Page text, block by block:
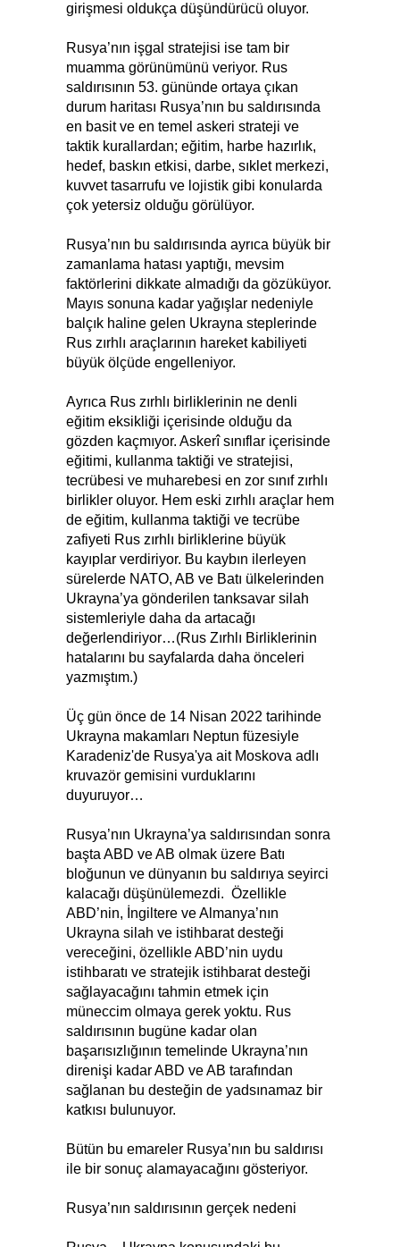
girişmesi oldukça düşündürücü oluyor.
Rusya’nın işgal stratejisi ise tam bir
muamma görünümünü veriyor. Rus
saldırısının 53. gününde ortaya çıkan
durum haritası Rusya’nın bu saldırısında
en basit ve en temel askeri strateji ve
taktik kurallardan; eğitim, harbe hazırlık,
hedef, baskın etkisi, darbe, sıklet merkezi,
kuvvet tasarrufu ve lojistik gibi konularda
çok yetersiz olduğu görülüyor.
Rusya’nın bu saldırısında ayrıca büyük bir
zamanlama hatası yaptığı, mevsim
faktörlerini dikkate almadığı da gözüküyor.
Mayıs sonuna kadar yağışlar nedeniyle
balçık haline gelen Ukrayna steplerinde
Rus zırhlı araçlarının hareket kabiliyeti
büyük ölçüde engelleniyor.
Ayrıca Rus zırhlı birliklerinin ne denli
eğitim eksikliği içerisinde olduğu da
gözden kaçmıyor. Askerî sınıflar içerisinde
eğitimi, kullanma taktiği ve stratejisi,
tecrübesi ve muharebesi en zor sınıf zırhlı
birlikler oluyor. Hem eski zırhlı araçlar hem
de eğitim, kullanma taktiği ve tecrübe
zafiyeti Rus zırhlı birliklerine büyük
kayıplar verdiriyor. Bu kaybın ilerleyen
sürelerde NATO, AB ve Batı ülkelerinden
Ukrayna’ya gönderilen tanksavar silah
sistemleriyle daha da artacağı
değerlendiriyor…(Rus Zırhlı Birliklerinin
hatalarını bu sayfalarda daha önceleri
yazmıştım.)
Üç gün önce de 14 Nisan 2022 tarihinde
Ukrayna makamları Neptun füzesiyle
Karadeniz'de Rusya'ya ait Moskova adlı
kruvazör gemisini vurduklarını
duyuruyor…
Rusya’nın Ukrayna’ya saldırısından sonra
başta ABD ve AB olmak üzere Batı
bloğunun ve dünyanın bu saldırıya seyirci
kalacağı düşünülemezdi. Özellikle
ABD’nin, İngiltere ve Almanya’nın
Ukrayna silah ve istihbarat desteği
vereceğini, özellikle ABD’nin uydu
istihbaratı ve stratejik istihbarat desteği
sağlayacağını tahmin etmek için
müneccim olmaya gerek yoktu. Rus
saldırısının bugüne kadar olan
başarısızlığının temelinde Ukrayna’nın
direnişi kadar ABD ve AB tarafından
sağlanan bu desteğin de yadsınamaz bir
katkısı bulunuyor.
Bütün bu emareler Rusya’nın bu saldırısı
ile bir sonuç alamayacağını gösteriyor.
Rusya’nın saldırısının gerçek nedeni